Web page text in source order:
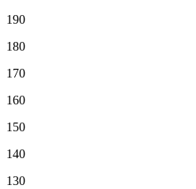
190
180
170
160
150
140
130